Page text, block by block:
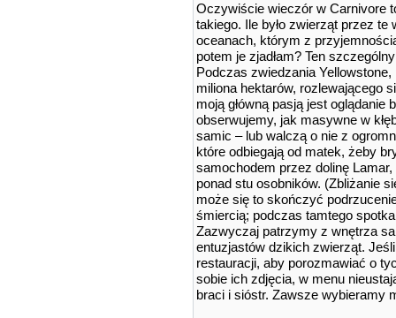
Oczywiście wieczór w Carnivore
takiego. Ile było zwierząt przez
oceanach, którym z
potem je zjadłam? Ten
Podczas zwiedzania
miliona hektarów, rozlewającego
moją główną pasją jest
obserwujemy, jak masywne w
samic – lub walczą o nie z
które odbiegają od matek, żeby
samochodem przez dolinę
ponad stu osobników. (Zbliżanie
może się to skończyć
śmiercią; podczas tamtego
Zazwyczaj patrzymy z wnętrza
entuzjastów dzikich zwierząt.
restauracji, aby porozmawiać o
sobie ich zdjęcia, w menu
braci i sióstr. Zawsze wybieramy